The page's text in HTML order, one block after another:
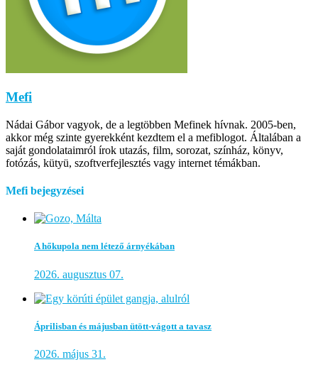
Mefi
Nádai Gábor vagyok, de a legtöbben Mefinek hívnak. 2005-ben,
akkor még szinte gyerekként kezdtem el a mefiblogot. Általában a
saját gondolataimról írok utazás, film, sorozat, színház, könyv,
fotózás, kütyü, szoftverfejlesztés vagy internet témákban.
Mefi bejegyzései
A hőkupola nem létező árnyékában
2026. augusztus 07.
Áprilisban és májusban ütött-vágott a tavasz
2026. május 31.